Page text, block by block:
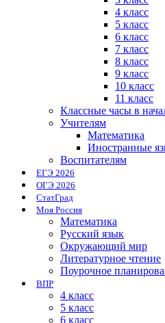
4 класс
5 класс
6 класс
7 класс
8 класс
9 класс
10 класс
11 класс
Классные часы в
Учителям
Математика
Иностранные
Воспитателям
ЕГЭ 2026
ОГЭ 2026
СтатГрад
Моя Россия
Математика
Русский язык
Окружающий мир
Литературное чтение
Поурочное
ВПР
4 класс
5 класс
6 класс